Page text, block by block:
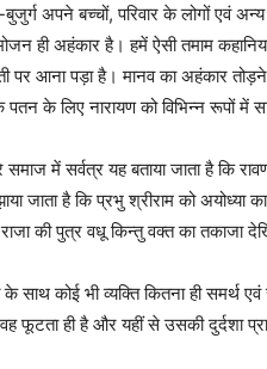
अपने बच्चों, परिवार के लोगों एवं
ही अहंकार है। हमें ऐसी तमाम
पर आना पड़ा है। मानव का अहंकार
के लिए नारायण को विभिन्न रूपों में
में सर्वत्र यह बताया जाता है कि
जाता है कि प्रभु श्रीराम को अयोध्या
की पुत्र वधू किन्तु वक्त का तकाजा
कोई भी व्यक्ति कितना ही समर्थ
फूटता ही है और यहीं से उसकी दुर्दशा